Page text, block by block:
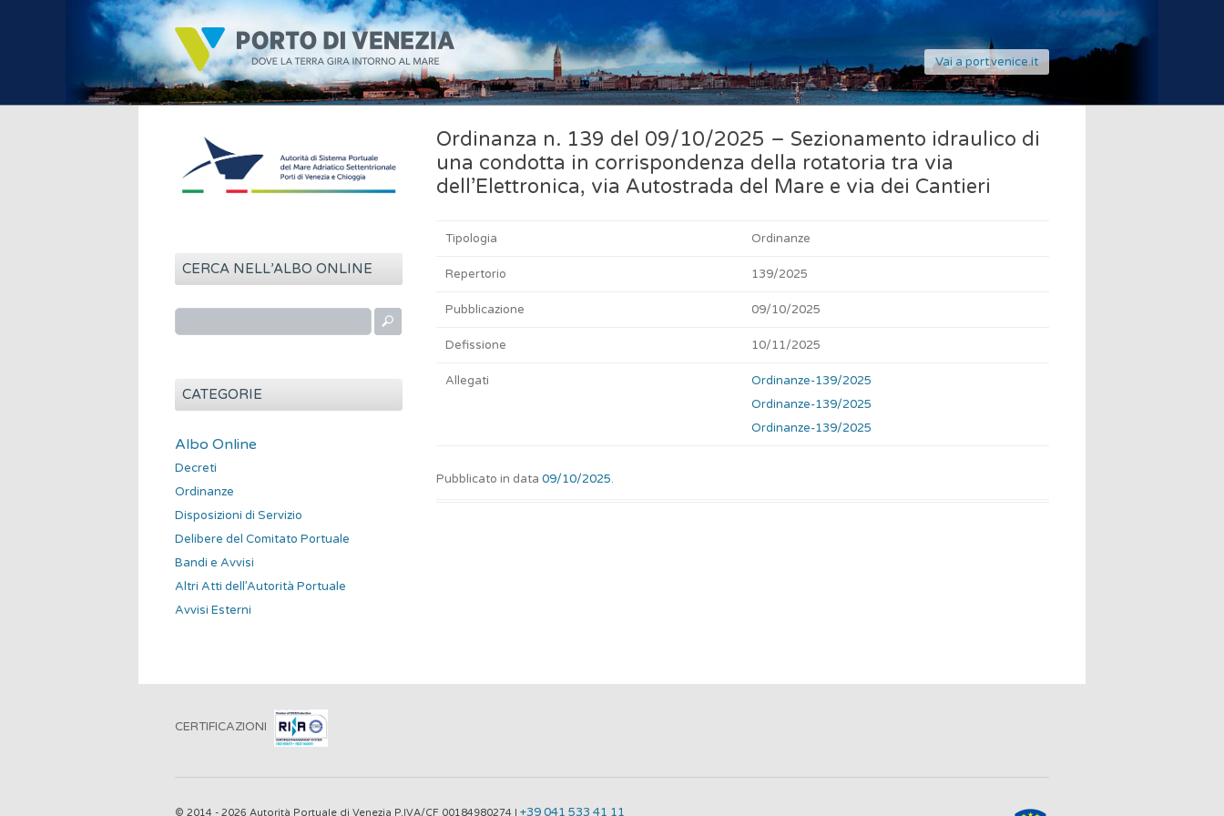
Vai a port.venice.it
Ordinanza n. 139 del 09/10/2025 – Sezionamento idraulico di
una condotta in corrispondenza della rotatoria tra via
dell’Elettronica, via Autostrada del Mare e via dei Cantieri
Tipologia Ordinanze
Repertorio 139/2025
Pubblicazione 09/10/2025
Defissione 10/11/2025
Allegati
Ordinanze-139/2025
Ordinanze-139/2025
Ordinanze-139/2025
Pubblicato in data 09/10/2025.
CERCA NELL’ALBO ONLINE
a
p
e
r
:
CATEGORIE
Albo Online
Decreti
Ordinanze
Disposizioni di Servizio
Delibere del Comitato Portuale
Bandi e Avvisi
Altri Atti dell’Autorità Portuale
Avvisi Esterni
CERTIFICAZIONI
© 2014 - 2026 Autorità Portuale di Venezia P.IVA/CF 00184980274 | +39 041 533 41 11